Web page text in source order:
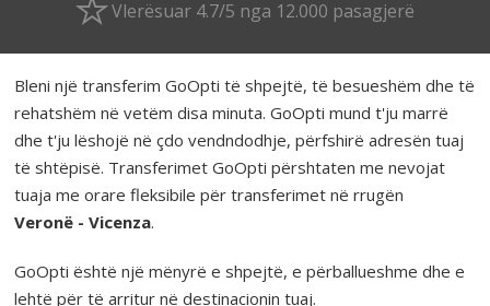
Vlerësuar 4.7/5 nga 12.000 pasagjerë
Bleni një transferim GoOpti të shpejtë, të besueshëm dhe të
rehatshëm në vetëm disa minuta. GoOpti mund t'ju marrë
dhe t'ju lëshojë në çdo vendndodhje, përfshirë adresën tuaj
të shtëpisë. Transferimet GoOpti përshtaten me nevojat
tuaja me orare fleksibile për transferimet në rrugën
Veronë - Vicenza.
GoOpti është një mënyrë e shpejtë, e përballueshme dhe e
lehtë për të arritur në destinacionin tuaj.